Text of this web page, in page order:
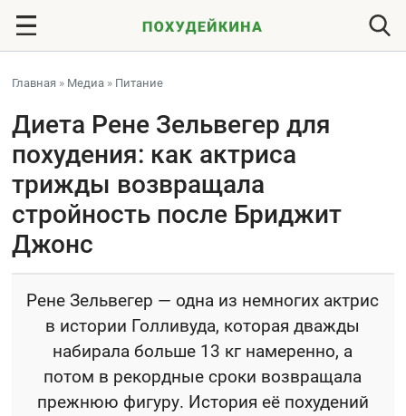
Главная » Медиа » Питание
Диета Рене Зельвегер для
похудения: как актриса
трижды возвращала
стройность после Бриджит
Джонс
Рене Зельвегер — одна из немногих актрис
в истории Голливуда, которая дважды
набирала больше 13 кг намеренно, а
потом в рекордные сроки возвращала
прежнюю фигуру. История её похудений